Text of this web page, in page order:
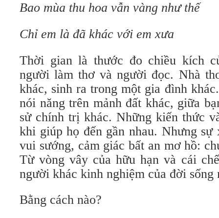
Bao mùa thu hoa vẫn vàng như thế
Chỉ em là đã khác với em xưa
Thời gian là thước đo chiều kích
người làm thơ và người đọc. Nhà
khác, sinh ra trong một gia đình
nói năng trên mảnh đất khác, giữa
sử chính trị khác. Những kiến thức
khi giúp họ đến gần nhau. Nhưng
vui sướng, cảm giác bất an mơ hồ:
Từ vòng vây của hữu hạn và cái
người khác kinh nghiệm của đời sống
Bằng cách nào?